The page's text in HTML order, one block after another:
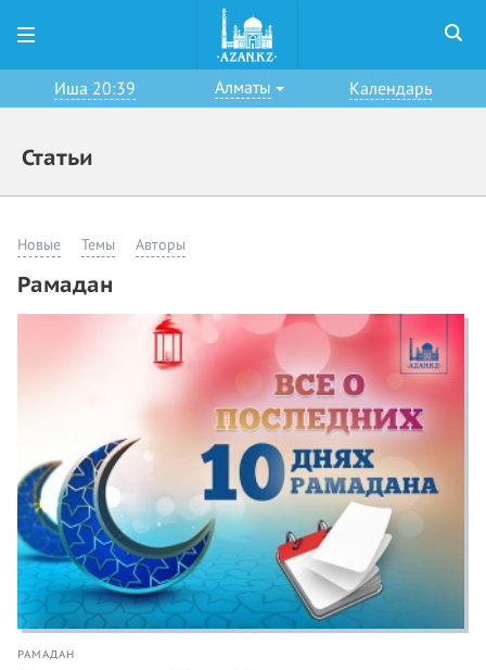
Иша 20:39 Алматы Календарь
Статьи
Новые Темы Авторы
Рамадан
РАМАДАН